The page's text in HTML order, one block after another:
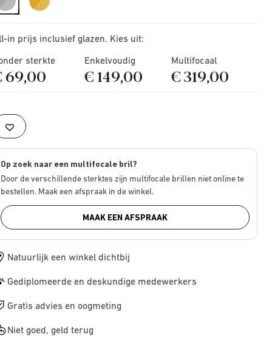
selected
in prijs inclusief glazen. Kies uit:
sterkte
69,00
Enkelvoudig
€ 149,00
Multifocaal
€ 319,00
Op zoek naar een multifocale bril?
Door de verschillende sterktes zijn multifocale brillen niet online te
bestellen. Maak een afspraak in de winkel.
MAAK EEN AFSPRAAK
Natuurlijk een winkel dichtbij
Gediplomeerde en deskundige medewerkers
Gratis advies en oogmeting
Niet goed, geld terug